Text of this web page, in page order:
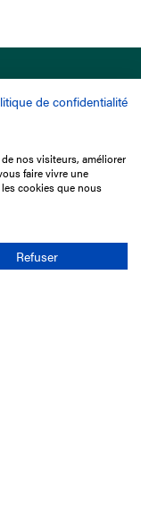
de confidentialité
nos visiteurs, améliorer
faire vivre une
cookies que nous
Refuser